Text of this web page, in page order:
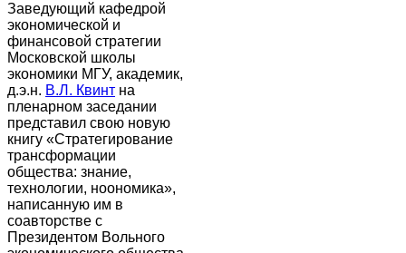
Заведующий кафедрой
экономической и
финансовой стратегии
Московской школы
экономики МГУ, академик,
д.э.н. В.Л. Квинт на
пленарном заседании
представил свою новую
книгу «Стратегирование
трансформации
общества: знание,
технологии, ноономика»,
написанную им в
соавторстве с
Президентом Вольного